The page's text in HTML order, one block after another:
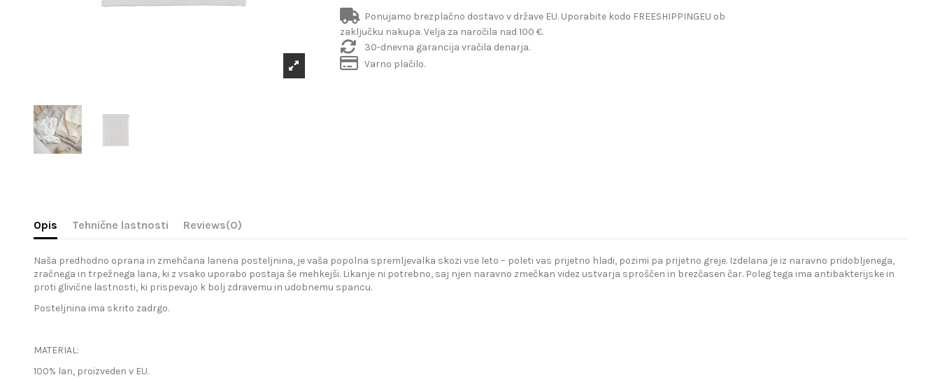
Ponujamo brezplačno dostavo v države EU. Uporabite kodo FREESHIPPINGEU ob
zaključku nakupa. Velja za naročila nad 100 €.
30-dnevna garancija vračila denarja.
Varno plačilo.
Opis Tehnične lastnosti Reviews(0)
Naša predhodno oprana in zmehčana lanena posteljnina, je vaša popolna spremljevalka skozi vse leto – poleti vas prijetno hladi, pozimi pa prijetno greje. Izdelana je iz naravno pridobljenega,
zračnega in trpežnega lana, ki z vsako uporabo postaja še mehkejši. Likanje ni potrebno, saj njen naravno zmečkan videz ustvarja sproščen in brezčasen čar. Poleg tega ima antibakterijske in
proti glivične lastnosti, ki prispevajo k bolj zdravemu in udobnemu spancu.
Posteljnina ima skrito zadrgo.
MATERIAL:
100% lan, proizveden v EU.